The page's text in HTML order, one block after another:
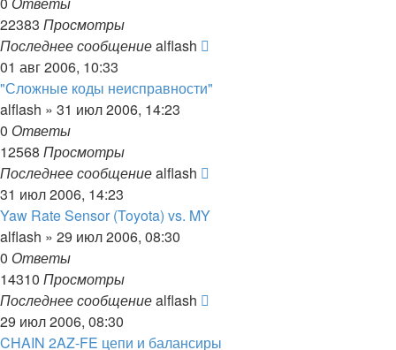
22383 Просмотры
Последнее сообщениеalflash
01 авг 2006, 10:33
"Сложные коды неисправности"
alflash » 31 июл 2006, 14:23
0 Ответы
12568 Просмотры
Последнее сообщениеalflash
31 июл 2006, 14:23
Yaw Rate Sensor (Toyota) vs. MY
alflash » 29 июл 2006, 08:30
0 Ответы
14310 Просмотры
Последнее сообщениеalflash
29 июл 2006, 08:30
CHAIN 2AZ-FE цепи и балансиры